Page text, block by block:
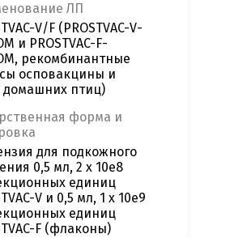
ЛП
V/F (PROSTVAC-V-
и PROSTVAC-F-
рекомбинантные
осповакцины и
домашних птиц)
форма и
для подкожного
0,5 мл, 2 x 10е8
единиц
V и 0,5 мл, 1 x 10е9
единиц
F (флаконы)